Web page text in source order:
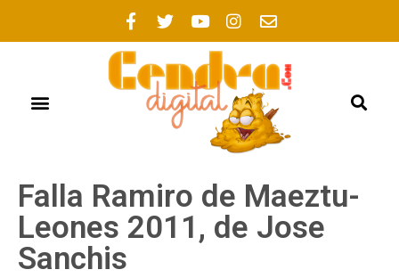
Falla Ramiro de Maeztu-
Leones 2011, de Jose
Sanchis